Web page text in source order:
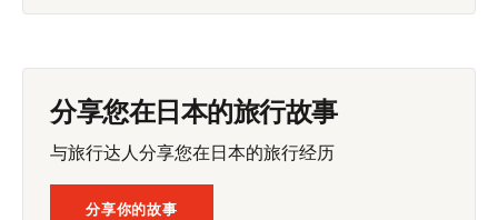
分享您在日本的旅行故事
与旅行达人分享您在日本的旅行经历
分享你的故事